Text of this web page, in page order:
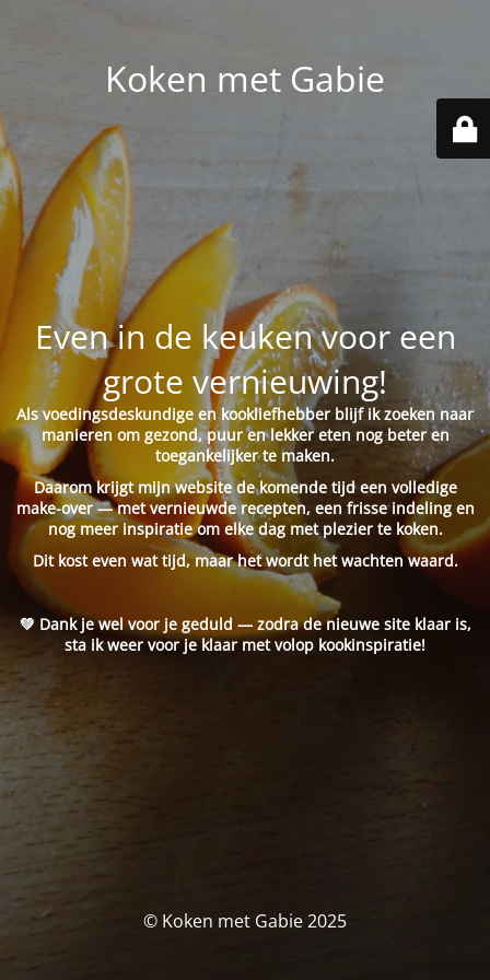
Koken met Gabie
Even in de keuken voor een
grote vernieuwing!
Als voedingsdeskundige en kookliefhebber blijf ik zoeken naar
manieren om gezond, puur en lekker eten nog beter en
toegankelijker te maken.
Daarom krijgt mijn website de komende tijd een volledige
make-over — met vernieuwde recepten, een frisse indeling en
nog meer inspiratie om elke dag met plezier te koken.
Dit kost even wat tijd, maar het wordt het wachten waard.
💚 Dank je wel voor je geduld — zodra de nieuwe site klaar is,
sta ik weer voor je klaar met volop kookinspiratie!
© Koken met Gabie 2025